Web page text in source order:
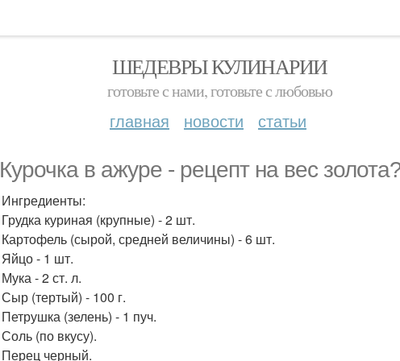
ШЕДЕВРЫ КУЛИНАРИИ
готовьте с нами, готовьте с любовью
главная новости статьи
Курочка в ажуре - рецепт на вес
Ингредиенты:
Грудка куриная (крупные) - 2 шт.
Картофель (сырой, средней величины) - 6 шт.
Яйцо - 1 шт.
Мука - 2 ст. л.
Сыр (тертый) - 100 г.
Петрушка (зелень) - 1 пуч.
Соль (по вкусу).
Перец черный.